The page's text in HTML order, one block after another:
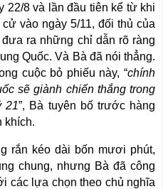
22/8 và lần đầu tiên kể từ khi
vào ngày 5/11, đối thủ của
ra những chỉ dẫn rõ ràng
Quốc. Và Bà đã nói thẳng.
cuộc bỏ phiếu này, “chính
sẽ giành chiến thắng trong
21”, Bà tuyên bố trước hàng
khích.
rắn kéo dài bốn mươi phút,
chung, nhưng Bà đã công
các lựa chọn theo chủ nghĩa